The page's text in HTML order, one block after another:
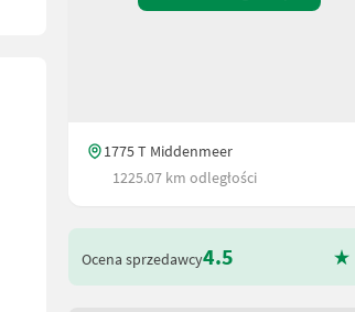
1775 T Middenmeer
1225.07 km odległości
Ocena sprzedawcy4.5